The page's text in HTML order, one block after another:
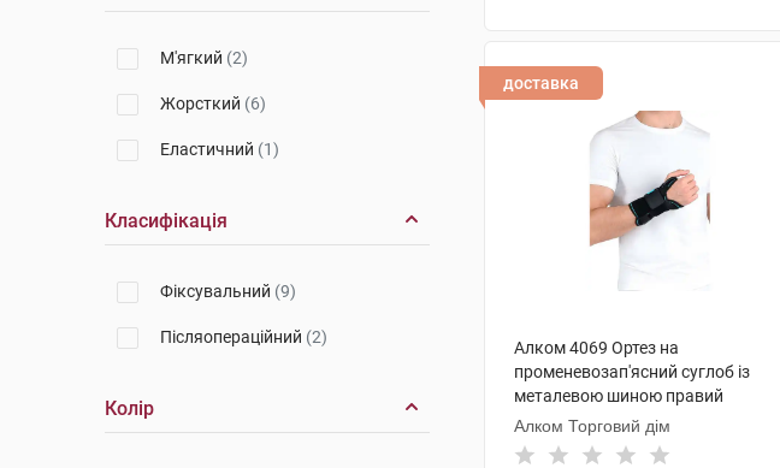
М'ягкий (2)
Жорсткий (6)
Еластичний (1)
Класифікація
Фіксувальний (9)
Післяопераційний (2)
Колір
доставка
Алком 4069 Ортез на
променевозап'ясний суглоб із
металевою шиною правий
універсальний 1 шт
Алком Торговий дім